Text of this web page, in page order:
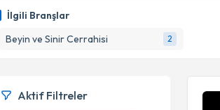
İlgili Branşlar
Beyin ve Sinir Cerrahisi
2
Aktif Filtreler